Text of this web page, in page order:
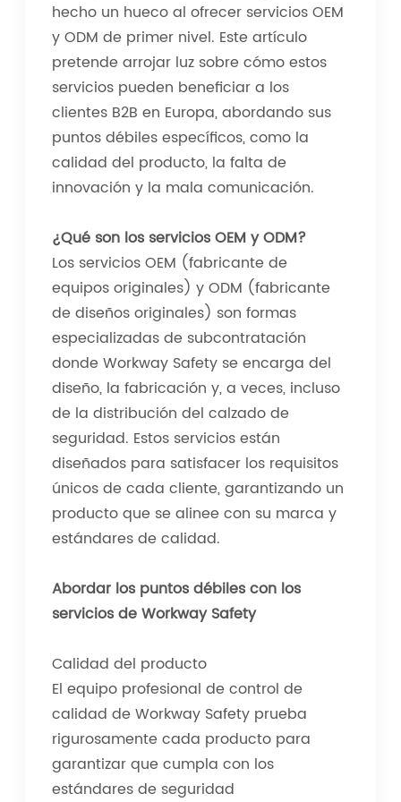
hecho un hueco al ofrecer servicios OEM
y ODM de primer nivel. Este artículo
pretende arrojar luz sobre cómo estos
servicios pueden beneficiar a los
clientes B2B en Europa, abordando sus
puntos débiles específicos, como la
calidad del producto, la falta de
innovación y la mala comunicación.
¿Qué son los servicios OEM y ODM?
Los servicios OEM (fabricante de
equipos originales) y ODM (fabricante
de diseños originales) son formas
especializadas de subcontratación
donde Workway Safety se encarga del
diseño, la fabricación y, a veces, incluso
de la distribución del calzado de
seguridad. Estos servicios están
diseñados para satisfacer los requisitos
únicos de cada cliente, garantizando un
producto que se alinee con su marca y
estándares de calidad.
Abordar los puntos débiles con los
servicios de Workway Safety
Calidad del producto
El equipo profesional de control de
calidad de Workway Safety prueba
rigurosamente cada producto para
garantizar que cumpla con los
estándares de seguridad